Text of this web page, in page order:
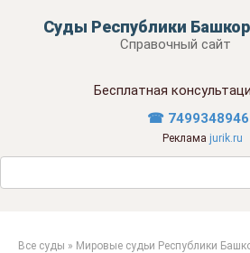
Суды Республики
Справочный сайт
Бесплатная
☎
Реклама jurik.ru
Поиск:
Все суды » Мировые судьи Республики